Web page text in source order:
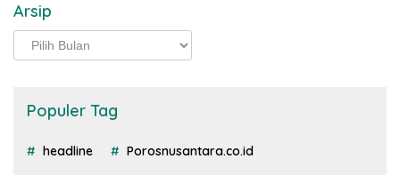
Arsip
Arsip
Populer Tag
headline Porosnusantara.co.id